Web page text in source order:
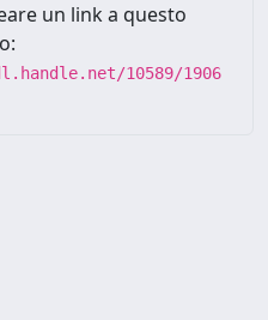
un link a questo
10589/1906